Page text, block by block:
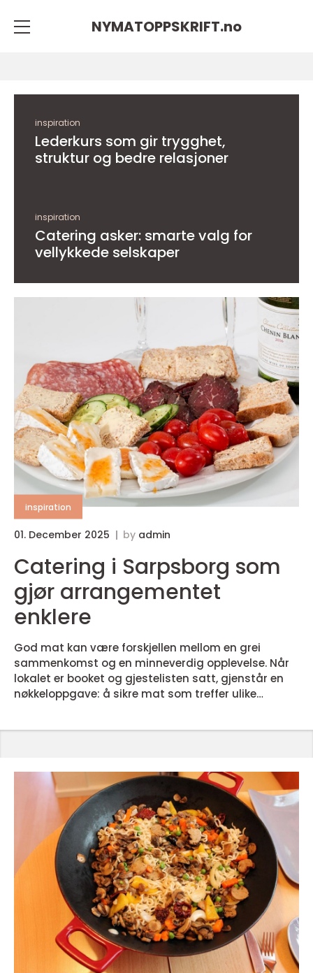
NYMATOPPSKRIFT.no
inspiration
Lederkurs som gir trygghet,
struktur og bedre relasjoner
inspiration
Catering asker: smarte valg for
vellykkede selskaper
inspiration
01. December 2025 by admin
Catering i Sarpsborg som
gjør arrangementet
enklere
God mat kan være forskjellen mellom en grei
sammenkomst og en minneverdig opplevelse. Når
lokalet er booket og gjestelisten satt, gjenstår en
nøkkeloppgave: å sikre mat som treffer ulike
oversikt over hva ...